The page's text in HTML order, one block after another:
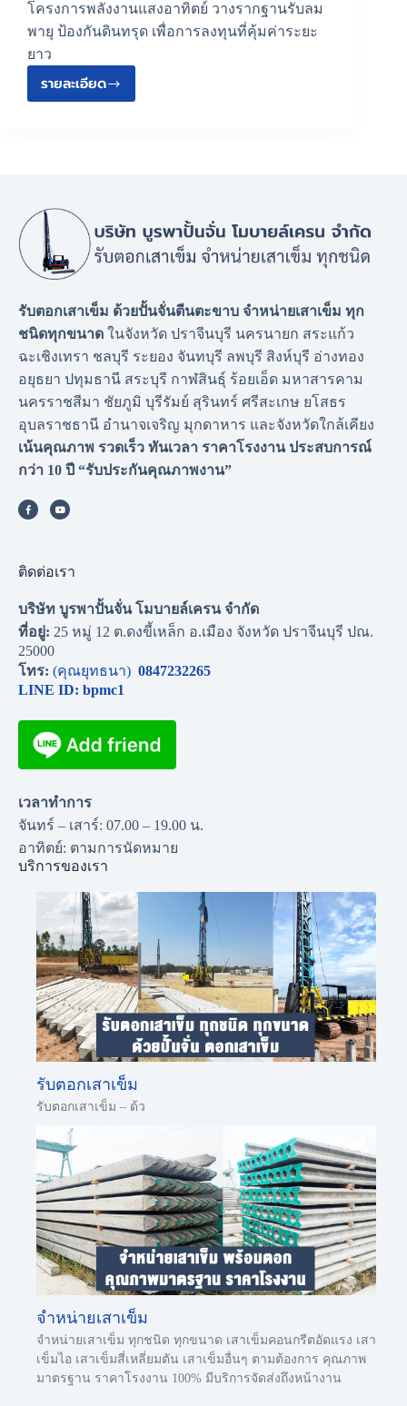
โครงการพลังงานแสงอาทิตย์ วางรากฐานรับลม
พายุ ป้องกันดินทรุด เพื่อการลงทุนที่คุ้มค่าระยะ
ยาว
รายละเอียด
รับตอกเสาเข็ม ด้วยปั้นจั่นตีนตะขาบ จำหน่ายเสาเข็ม ทุก
ชนิดทุกขนาด ในจังหวัด ปราจีนบุรี นครนายก สระแก้ว
ฉะเชิงเทรา ชลบุรี ระยอง จันทบุรี ลพบุรี สิงห์บุรี อ่างทอง
อยุธยา ปทุมธานี สระบุรี กาฬสินธุ์ ร้อยเอ็ด มหาสารคาม
นครราชสีมา ชัยภูมิ บุรีรัมย์ สุรินทร์ ศรีสะเกษ ยโสธร
อุบลราชธานี อำนาจเจริญ มุกดาหาร และจังหวัดใกล้เคียง
เน้นคุณภาพ รวดเร็ว ทันเวลา ราคาโรงงาน ประสบการณ์
กว่า 10 ปี “รับประกันคุณภาพงาน”
ติดต่อเรา
บริษัท บูรพาปั้นจั่น โมบายล์เครน จำกัด
ที่อยู่: 25 หมู่ 12 ต.ดงขี้เหล็ก อ.เมือง จังหวัด ปราจีนบุรี ปณ.
25000
โทร: (คุณยุทธนา) 0847232265
LINE ID: bpmc1
เวลาทำการ
จันทร์ – เสาร์: 07.00 – 19.00 น.
อาทิตย์: ตามการนัดหมาย
บริการของเรา
รับตอกเสาเข็ม
รับตอกเสาเข็ม – ด้ว
จำหน่ายเสาเข็ม
จำหน่ายเสาเข็ม ทุกชนิด ทุกขนาด เสาเข็มคอนกรีตอัดแรง เสา
เข็มไอ เสาเข็มสี่เหลี่ยมตัน เสาเข็มอื่นๆ ตามต้องการ คุณภาพ
มาตรฐาน ราคาโรงงาน 100% มีบริการจัดส่งถึงหน้างาน